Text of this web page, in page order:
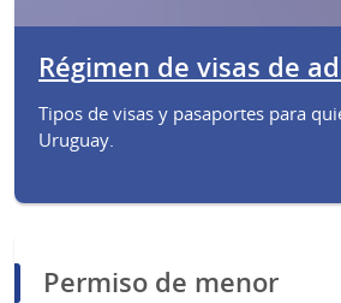
Régimen de visas de
Tipos de visas y pasaportes para
Uruguay.
Permiso de menor